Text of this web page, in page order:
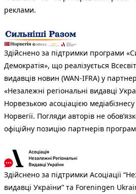
реклами.
Здійснено за підтримки програми
Демократія», що реалізується
видавців новин (WAN-IFRA) у
«Незалежні регіональні видавці
Норвезькою асоціацією
Норвегії. Погляди авторів не
офіційну позицію партнерів
Здійснено за підтримки Асоціації
видавці України” та Foreningen